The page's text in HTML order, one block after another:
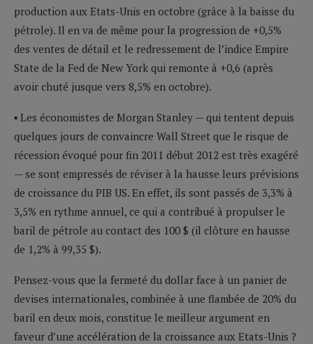
production aux Etats-Unis en octobre (grâce à la baisse du
pétrole). Il en va de même pour la progression de +0,5%
des ventes de détail et le redressement de l’indice Empire
State de la Fed de New York qui remonte à +0,6 (après
avoir chuté jusque vers 8,5% en octobre).
▪ Les économistes de Morgan Stanley — qui tentent depuis
quelques jours de convaincre Wall Street que le risque de
récession évoqué pour fin 2011 début 2012 est très exagéré
— se sont empressés de réviser à la hausse leurs prévisions
de croissance du PIB US. En effet, ils sont passés de 3,3% à
3,5% en rythme annuel, ce qui a contribué à propulser le
baril de pétrole au contact des 100 $ (il clôture en hausse
de 1,2% à 99,35 $).
Pensez-vous que la fermeté du dollar face à un panier de
devises internationales, combinée à une flambée de 20% du
baril en deux mois, constitue le meilleur argument en
faveur d’une accélération de la croissance aux Etats-Unis ?